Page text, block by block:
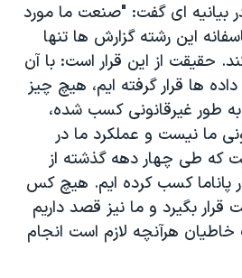
بیانیه ای گفت: "صنعت ما مورد
این رشته گزارش ها تنها
حقیقت از این قرار است: با آن
ها قرار گرفته ایم، هیچ چیز
به طور غیرقانونی کسب شده،
ما نیست و عملکرد ما در
که طی چهار دهه گذشته از
پاناما کسب کرده ایم. هیچ کس
بگیرد و ما نیز قصد داریم
خاطیان هرآنچه لازم است انجام